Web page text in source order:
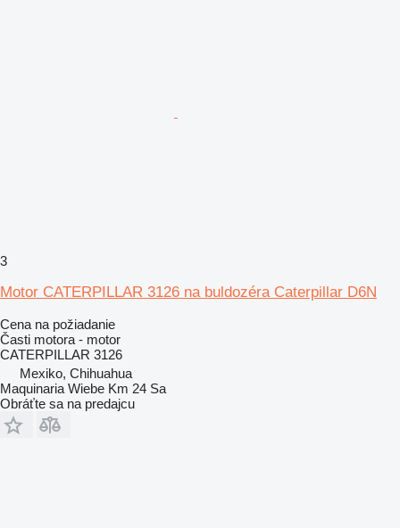
3
Motor CATERPILLAR 3126 na buldozéra Caterpillar D6N
Cena na požiadanie
Časti motora - motor
CATERPILLAR 3126
Mexiko, Chihuahua
Maquinaria Wiebe Km 24 Sa
Obráťte sa na predajcu